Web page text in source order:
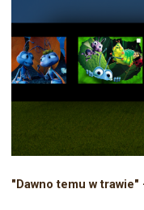
"Dawno temu w